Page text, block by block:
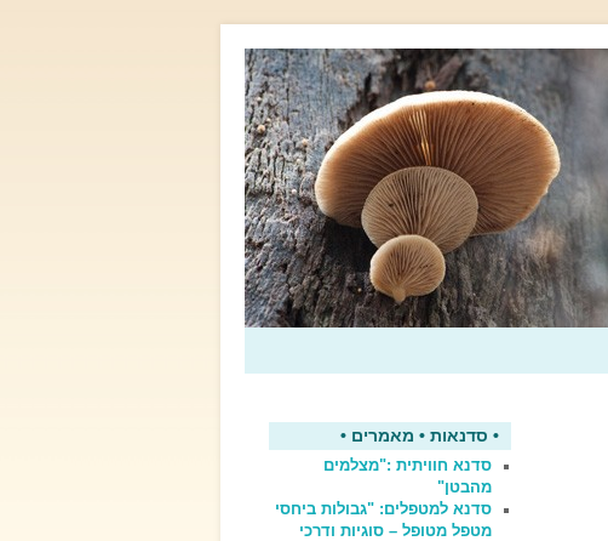
• סדנאות • מאמרים •
סדנא חוויתית :"מצלמים
מהבטן"
סדנא למטפלים: "גבולות ביחסי
מטפל מטופל – סוגיות ודרכי